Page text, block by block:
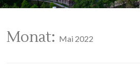
Monat: Mai 2022